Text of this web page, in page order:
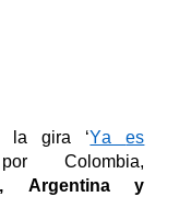
la gira ‘Yaes
por Colombia,
Argentina y